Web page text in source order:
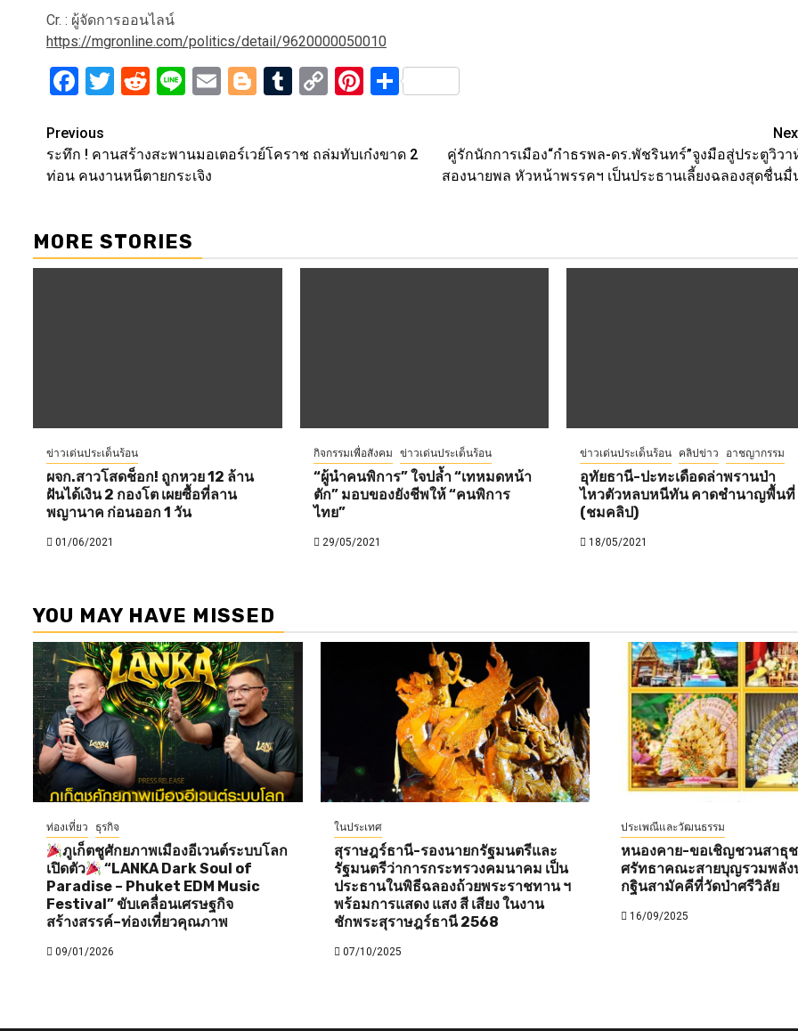
Cr. : ผู้จัดการออนไลน์
https://mgronline.com/politics/detail/9620000050010
Facebook
Twitter
Reddit
LineEmailBlogger
Tumblr
CopyPinterest
Share
Post
navigation
Previous
ระทึก ! คานสร้างสะพานมอเตอร์เวย์โคราช ถล่มทับเก๋งขาด 2
ท่อน คนงานหนีตายกระเจิง
คู่รักนักการเมือง“กำธรพล-ดร.พัชรินทร์”จูงมือสู่ประตูวิวา
สองนายพล หัวหน้าพรรคฯ เป็นประธานเลี้ยงฉลองสุดชื่นมื่
MORE STORIES
ข่าวเด่นประเด็นร้อน
ผจก.สาวโสดช็อก! ถูกหวย 12 ล้าน
ฝันได้เงิน 2 กองโต เผยซื้อที่ลาน
พญานาค ก่อนออก 1 วัน
01/06/2021
กิจกรรมเพื่อสังคม ข่าวเด่นประเด็นร้อน
“ผู้นำคนพิการ” ใจปล้ำ “เทหมดหน้า
ตัก” มอบของยังชีพให้ “คนพิการ
ไทย”
29/05/2021
ข่าวเด่นประเด็นร้อน คลิปข่าว อาชญากรรม
อุทัยธานี-ปะทะเดือดล่าพรานป่า
ไหวตัวหลบหนีทัน คาดชำนาญพื้นที่
(ชมคลิป)
18/05/2021
YOU MAY HAVE MISSED
ท่องเที่ยว ธุรกิจ
ภูเก็ตชูศักยภาพเมืองอีเวนต์ระบบโลก
เปิดตัว
“LANKA Dark Soul of
Paradise – Phuket EDM Music
Festival” ขับเคลื่อนเศรษฐกิจ
สร้างสรรค์–ท่องเที่ยวคุณภาพ
09/01/2026
ในประเทศ
สุราษฎร์ธานี-รองนายกรัฐมนตรีและ
รัฐมนตรีว่าการกระทรวงคมนาคม เป็น
ประธานในพิธีฉลองถ้วยพระราชทาน ฯ
พร้อมการแสดง แสง สี เสียง ในงาน
ชักพระสุราษฎร์ธานี 2568
07/10/2025
ประเพณีและวัฒนธรรม
หนองคาย-ขอเชิญชวนสาธุ
ศรัทธาคณะสายบุญรวมพลั
กฐินสามัคคีที่วัดป่าศรีวิลัย
16/09/2025